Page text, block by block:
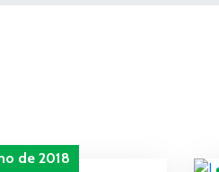
de 2018